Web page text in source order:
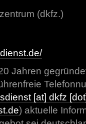
(dkfz.)
Jahren
[at] dkfz
) aktuelle